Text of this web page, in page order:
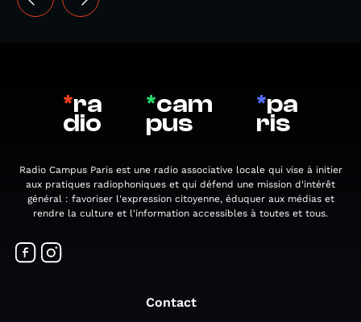
*ra
dio
*cam
pus
*pa
ris
Radio Campus Paris est une radio associative locale qui vise à initier
aux pratiques radiophoniques et qui défend une mission d'intérêt
général : favoriser l'expression citoyenne, éduquer aux médias et
rendre la culture et l'information accessibles à toutes et tous.
Contact